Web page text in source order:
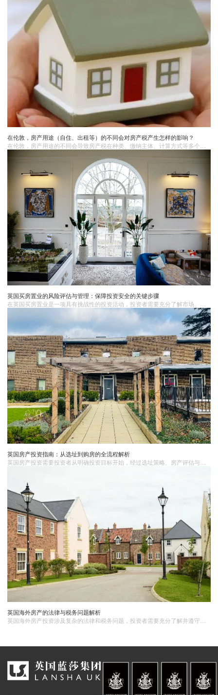
在伦敦，房产用途（自住、出租等）的不同会对房产税产生怎样的影响？
英国买房置业的风险评估与管理：保障投资安全的关键步骤
英国房产投资指南：从选址到购房的全流程解析
英国海外房产的法律与税务问题解析